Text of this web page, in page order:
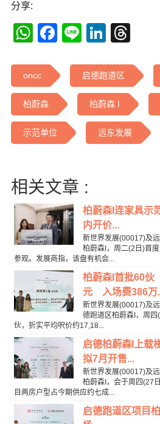
分享:
WhatsApp
Facebook
Line
oncc 启德跑道区
柏蔚森 柏蔚森 I
示范单位 远东发展
相关文章 :
柏蔚森I连家具示
内开价...
新世界发展(00017)及
柏蔚森I，周二(2日)首
参观。发展商指，该盘有机会...
柏蔚森I首批60
元 入场费386万
新世界发展(00017)及
德跑道区柏蔚森I，周
伙，折实平均呎价约17,18...
启德柏蔚森I上
拟7月开售...
新世界发展(00017)及
柏蔚森I，会于周四(27
目两房户型占今期供应约七成...
启德跑道区项目